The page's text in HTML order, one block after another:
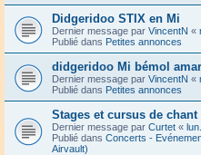
Didgeridoo STIX en Mi
Dernier message par VincentN «
Publié dans Petites annonces
didgeridoo Mi bémol
Dernier message par VincentN «
Publié dans Petites annonces
Stages et cursus de
Dernier message par Curtet «
Publié dans Concerts -
Airvault)